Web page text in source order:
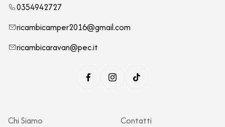
0354942727
ricambicamper2016@gmail.com
ricambicaravan@pec.it
Chi Siamo
Contatti